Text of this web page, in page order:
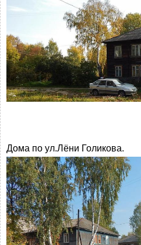
Дома по ул.Лёни Голикова.